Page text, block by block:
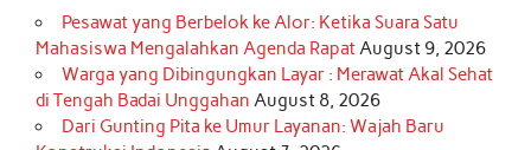
Pesawat yang Berbelok ke Alor: Ketika Suara Satu
Mahasiswa Mengalahkan Agenda RapatAugust 9, 2026
Warga yang Dibingungkan Layar : Merawat Akal Sehat
di Tengah Badai Unggahan August 8, 2026
Dari Gunting Pita ke Umur Layanan: Wajah Baru